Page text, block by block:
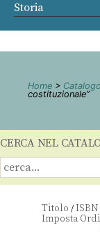
Storia
Home > Catalogo
costituzionale”
CERCA NEL
Titolo /ISBN